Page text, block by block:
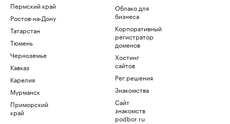
Пермский край
Ростов-на-Дону
Татарстан
Тюмень
Черноземье
Кавказ
Карелия
Мурманск
Приморский
край
Облако для
бизнеса
Корпоративный
регистратор
доменов
Хостинг
сайтов
Рег.решения
Знакомства
Сайт
знакомств
podbor.ru